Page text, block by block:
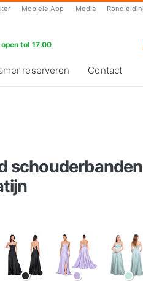
Mobiele App Media
tot 17:00
reserveren Contact